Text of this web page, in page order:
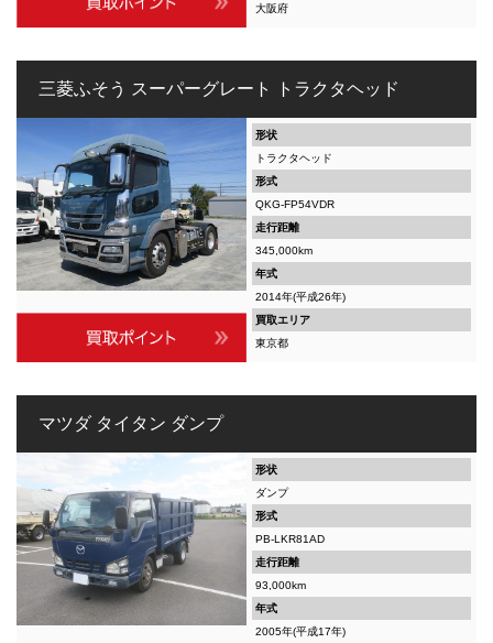
大阪府
三菱ふそう スーパーグレート トラクタヘッド
形状
トラクタヘッド
形式
QKG-FP54VDR
走行距離
345,000km
年式
2014年(平成26年)
買取エリア
東京都
マツダ タイタン ダンプ
形状
ダンプ
形式
PB-LKR81AD
走行距離
93,000km
年式
2005年(平成17年)